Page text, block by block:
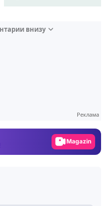
внизу
Реклама
Magazin
Video